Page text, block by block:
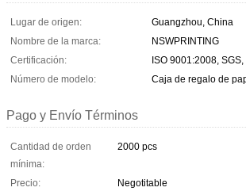
Lugar de origen:
Guangzhou, China
Nombre de la marca:
NSWPRINTING
Certificación:
ISO 9001:2008, SGS,
Número de modelo:
Caja de regalo de
Pago y Envío Términos
Cantidad de orden
mínima:
2000 pcs
Precio:
Negotitable